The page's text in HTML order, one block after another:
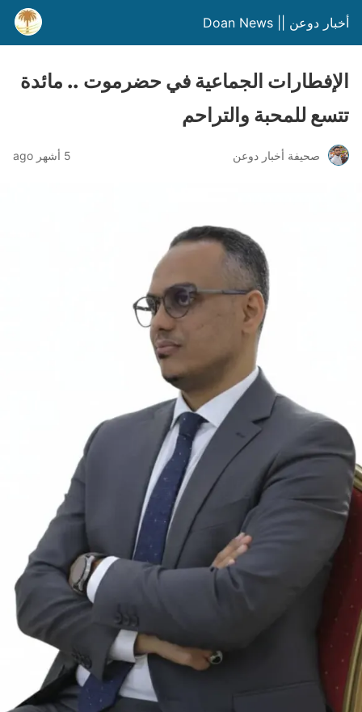
أخبار دوعن || Doan News
الإفطارات الجماعية في حضرموت .. مائدة
تتسع للمحبة والتراحم
صحيفة أخبار دوعن 5 أشهر ago